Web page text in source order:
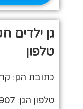
גן ילדים
טלפון
כתובת הגן:
טלפון הגן: 08-8581907